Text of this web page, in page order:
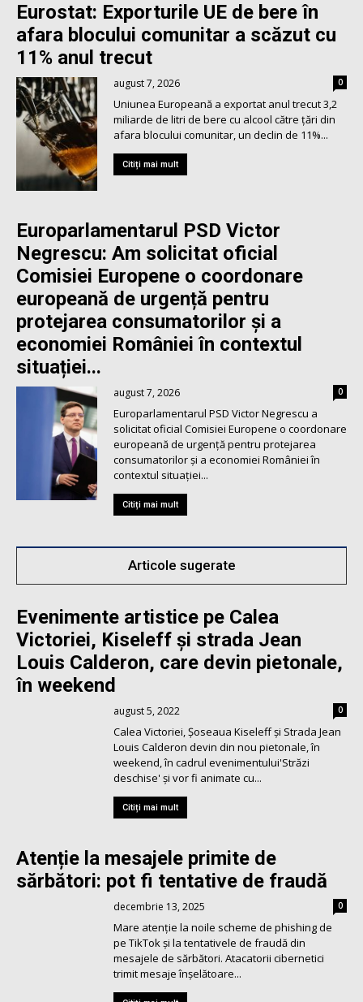
Eurostat: Exporturile UE de bere în
afara blocului comunitar a scăzut cu
11% anul trecut
august 7, 2026 0
Uniunea Europeană a exportat anul trecut 3,2
miliarde de litri de bere cu alcool către ţări din
afara blocului comunitar, un declin de 11%...
Citiți mai mult
Europarlamentarul PSD Victor
Negrescu: Am solicitat oficial
Comisiei Europene o coordonare
europeană de urgență pentru
protejarea consumatorilor și a
economiei României în contextul
situației...
august 7, 2026 0
Europarlamentarul PSD Victor Negrescu a
solicitat oficial Comisiei Europene o coordonare
europeană de urgență pentru protejarea
consumatorilor și a economiei României în
contextul situației...
Citiți mai mult
Articole sugerate
Evenimente artistice pe Calea
Victoriei, Kiseleff şi strada Jean
Louis Calderon, care devin pietonale,
în weekend
august 5, 2022 0
Calea Victoriei, Şoseaua Kiseleff şi Strada Jean
Louis Calderon devin din nou pietonale, în
weekend, în cadrul evenimentului'Străzi
deschise' şi vor fi animate cu...
Citiți mai mult
Atenție la mesajele primite de
sărbători: pot fi tentative de fraudă
decembrie 13, 2025 0
Mare atenție la noile scheme de phishing de
pe TikTok și la tentativele de fraudă din
mesajele de sărbători. Atacatorii cibernetici
trimit mesaje înșelătoare...